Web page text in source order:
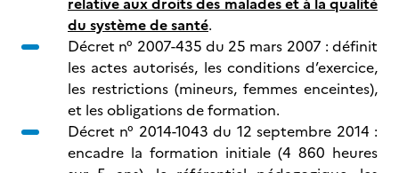
du système de santé.
Décret n° 2007-435 du 25 mars 2007 : définit
les actes autorisés, les conditions d’exercice,
les restrictions (mineurs, femmes enceintes),
et les obligations de formation.
Décret n° 2014-1043 du 12 septembre 2014 :
encadre la formation initiale (4 860 heures